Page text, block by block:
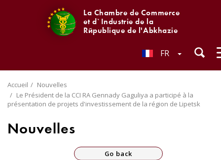
La Chambre de Commerce
et d`Industrie de la
République de l'Abkhazie
FR
Accueil
Nouvelles
Le Président de la CCI RA Gennady Gaguliya a participé à la
présentation de projets d'investissement de la région de Lipetsk
Nouvelles
Go back